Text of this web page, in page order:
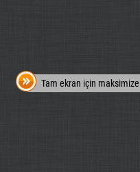
Tam ekran için maksimize